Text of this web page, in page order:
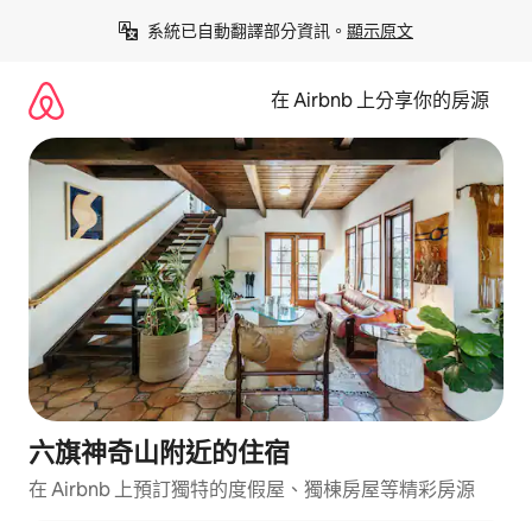
系統已自動翻譯部分資訊。 顯示原文
在 Airbnb 上分享你的房源
六旗神奇山附近的住宿
在 Airbnb 上預訂獨特的度假屋、獨棟房屋等精彩房源